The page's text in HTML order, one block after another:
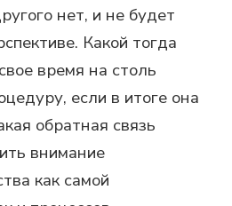
нет, и не будет
Какой тогда
время на столь
если в итоге она
обратная связь
внимание
как самой